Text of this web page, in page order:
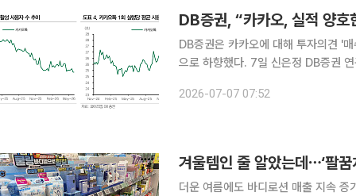
DB증권, “카카오, 실적 양
DB증권은 카카오에 대해 투자의견 '
으로 하향했다. 7일 신은정 DB증권 연구원에 따르면 카카오의 2026년 2분기 연결 기준 매출액은
로 추정된다. 그는 "이는 시장 전망치(
2026-07-07 07:52
겨울템인 줄 알았는데⋯‘팔꿈
더운 여름에도 바디로션 매출 지속 증가세미